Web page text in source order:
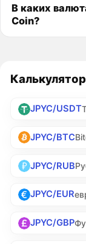
В каких
Coin?
JPYC/USDT
JPYC/BTC
JPYC/RUB
JPYC/EUR
JPYC/GBP